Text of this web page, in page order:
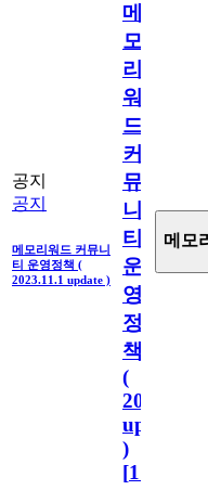
공지
공지
메모리워드 커뮤니
티 운영정책 (
2023.11.1 update )
메
모
리
워
드
커
뮤
니
티
운
영
정
책
(
2023.11.1
update
)
[110
메모